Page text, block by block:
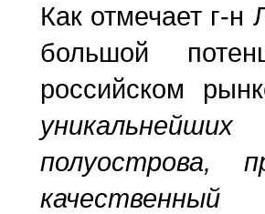
Как отмечает г-
большой
российском
полуострова,